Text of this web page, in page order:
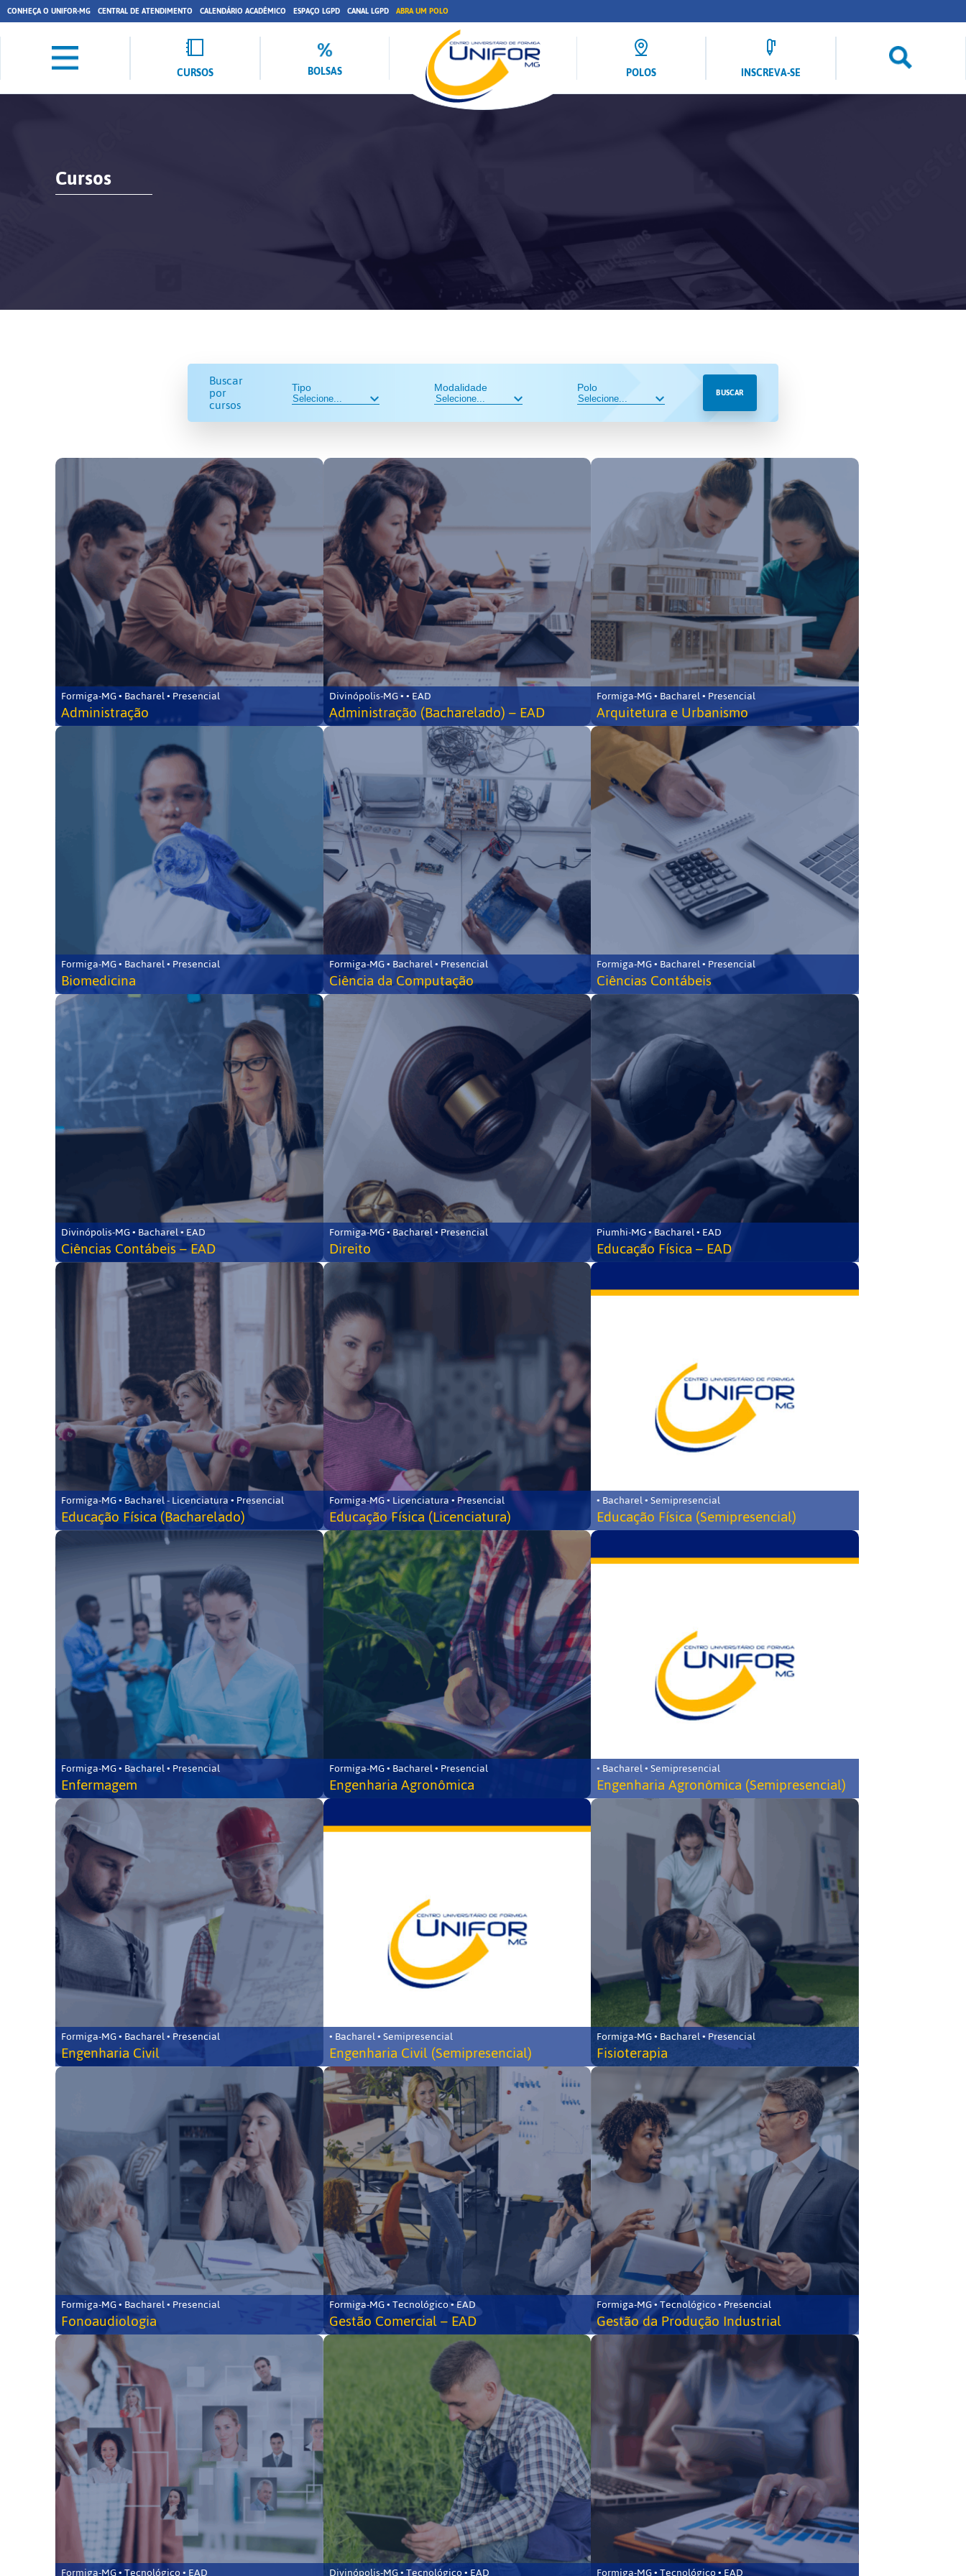
CONHEÇA O UNIFOR-MG CENTRAL DE ATENDIMENTO CALENDÁRIO ACADÊMICO ESPAÇO LGPD CANAL LGPD ABRA UM POLO
CURSOS BOLSAS POLOS INSCREVA-SE
Cursos
Buscar
por
cursos
Tipo Modalidade Polo BUSCAR
Formiga-MG • Bacharel • Presencial
Administração
Divinópolis-MG • • EAD
Administração (Bacharelado) – EAD
Formiga-MG • Bacharel • Presencial
Arquitetura e Urbanismo
Formiga-MG • Bacharel • Presencial
Biomedicina
Formiga-MG • Bacharel • Presencial
Ciência da Computação
Formiga-MG • Bacharel • Presencial
Ciências Contábeis
Divinópolis-MG • Bacharel • EAD
Ciências Contábeis – EAD
Formiga-MG • Bacharel • Presencial
Direito
Piumhi-MG • Bacharel • EAD
Educação Física – EAD
Formiga-MG • Bacharel - Licenciatura • Presencial
Educação Física (Bacharelado)
Formiga-MG • Licenciatura • Presencial
Educação Física (Licenciatura)
• Bacharel • Semipresencial
Educação Física (Semipresencial)
Formiga-MG • Bacharel • Presencial
Enfermagem
Formiga-MG • Bacharel • Presencial
Engenharia Agronômica
• Bacharel • Semipresencial
Engenharia Agronômica (Semipresencial)
Formiga-MG • Bacharel • Presencial
Engenharia Civil
• Bacharel • Semipresencial
Engenharia Civil (Semipresencial)
Formiga-MG • Bacharel • Presencial
Fisioterapia
Formiga-MG • Bacharel • Presencial
Fonoaudiologia
Formiga-MG • Tecnológico • EAD
Gestão Comercial – EAD
Formiga-MG • Tecnológico • Presencial
Gestão da Produção Industrial